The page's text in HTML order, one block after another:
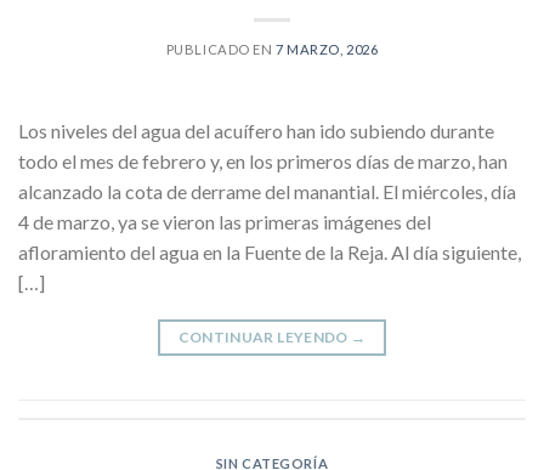
PUBLICADO EN 7 MARZO, 2026
Los niveles del agua del acuífero han ido subiendo durante
todo el mes de febrero y, en los primeros días de marzo, han
alcanzado la cota de derrame del manantial. El miércoles, día
4 de marzo, ya se vieron las primeras imágenes del
afloramiento del agua en la Fuente de la Reja. Al día siguiente,
[…]
CONTINUAR LEYENDO →
SIN CATEGORÍA